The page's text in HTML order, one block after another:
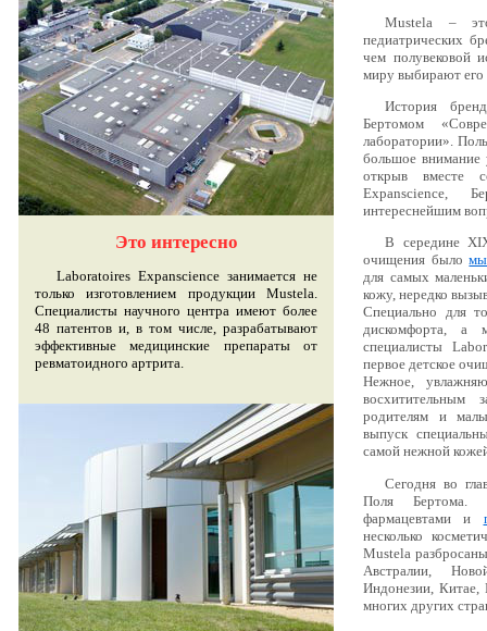
Это интересно
Laboratoires Expanscience занимается не
только изготовлением продукции Mustela.
Специалисты научного центра имеют более
48 патентов и, в том числе, разрабатывают
эффективные медицинские препараты от
ревматоидного артрита.
Mustela –
педиатрических
чем полувековой
миру выбирают его
История
Бертомом
лаборатории».
большое внимание
открыв вместе
Expanscience,
интереснейшим
В середине
очищения было
для самых
кожу, нередко
Специально для
дискомфорта, а
специалисты
первое детское
Нежное,
родителям и
выпуск
самой нежной
Сегодня во
Поля Бертома.
фармацевтами и
несколько
Mustela
Австралии,
Индонезии, Китае,
многих других